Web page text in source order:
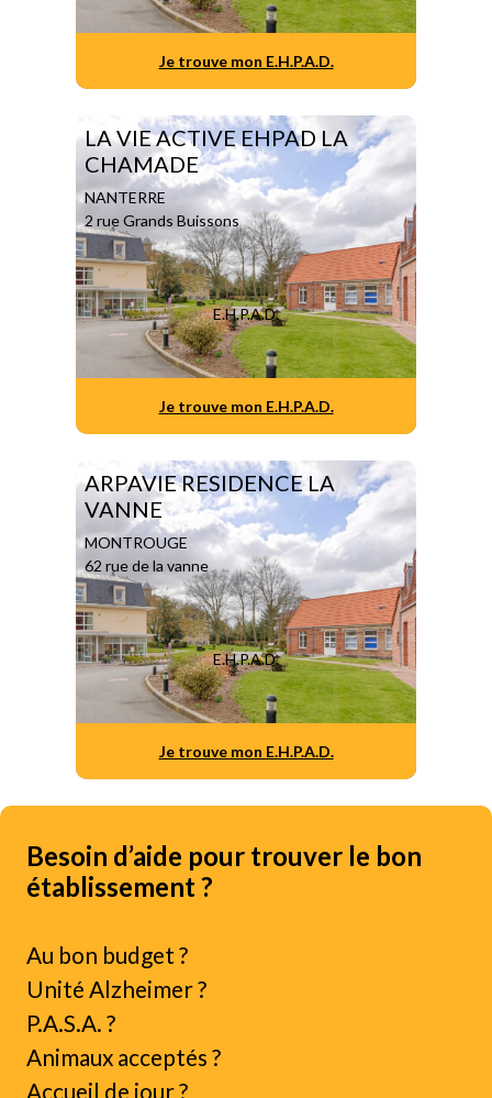
Je trouve mon E.H.P.A.D.
LA VIE ACTIVE EHPAD LA
CHAMADE
NANTERRE
2 rue Grands Buissons
E.H.P.A.D.
Je trouve mon E.H.P.A.D.
ARPAVIE RESIDENCE LA
VANNE
MONTROUGE
62 rue de la vanne
E.H.P.A.D.
Je trouve mon E.H.P.A.D.
Besoin d’aide pour trouver le bon
établissement ?
Au bon budget ?
Unité Alzheimer ?
P.A.S.A. ?
Animaux acceptés ?
Accueil de jour ?